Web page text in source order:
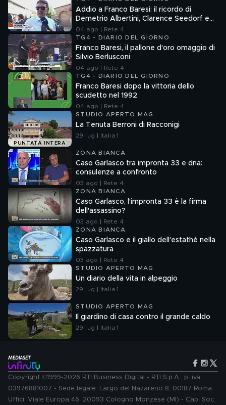
Addio a Franco Baresi: il ricordo di
Demetrio Albertini, Clarence Seedorf e
Giovanni Galli
04 ago | Rete 4
TG4 - DIARIO DEL GIORNO
Franco Baresi, il pallone d'oro omaggio di
Silvio Berlusconi
04 ago | Rete 4
TG4 - DIARIO DEL GIORNO
Franco Baresi dopo la vittoria dello
scudetto nel 1992
04 ago | Rete 4
PUNTATA INTERA
STUDIO APERTO MAG
La Tenuta Berroni di Racconigi
29 lug | Italia 1
ZONA BIANCA
Caso Garlasco tra impronta 33 e dna:
consulenze a confronto
03 ago | Rete 4
ZONA BIANCA
Caso Garlasco, l'impronta 33 è la firma
dell'assassino?
03 ago | Rete 4
ZONA BIANCA
Caso Garlasco e il giallo dell'estathè nella
spazzatura
03 ago | Rete 4
STUDIO APERTO MAG
Un diario della vita in alpeggio
29 lug | Italia 1
STUDIO APERTO MAG
Il giardino di casa contro il grande caldo
29 lug | Italia 1
Copyright ©1999-2026 RTI Business Digital - RTI S.p.A.: p. iva
03976881007 - Sede legale: Largo del Nazareno 8, 00187 Roma.
Uffici: Viale Europa 46, 20093 Cologno Monzese (MI) - Cap. Soc.